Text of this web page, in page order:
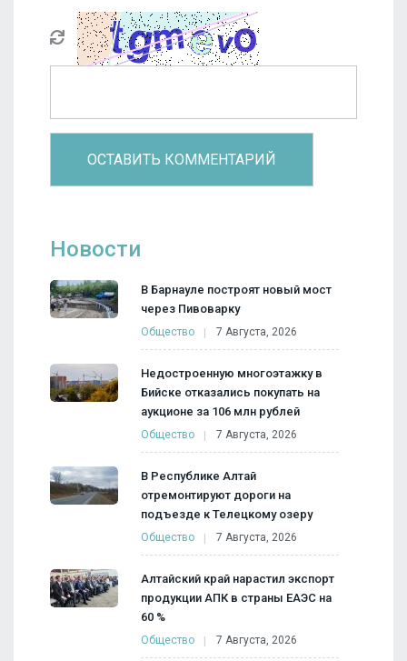
Новости
В Барнауле построят новый мост
через Пивоварку
Общество 7 Августа, 2026
Недостроенную многоэтажку в
Бийске отказались покупать на
аукционе за 106 млн рублей
Общество 7 Августа, 2026
В Республике Алтай
отремонтируют дороги на
подъезде к Телецкому озеру
Общество 7 Августа, 2026
Алтайский край нарастил экспорт
продукции АПК в страны ЕАЭС на
60 %
Общество 7 Августа, 2026